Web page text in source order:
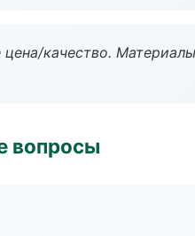
качество.
вопросы